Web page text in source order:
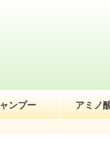
ンプー アミノ